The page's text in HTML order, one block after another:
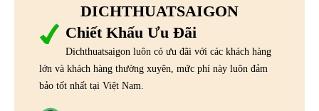
DICHTHUATSAIGON
Chiết Khấu Ưu Đãi
Dichthuatsaigon luôn có ưu đãi với các khách hàng
lớn và khách hàng thường xuyên, mức phí này luôn đảm
bảo tốt nhất tại Việt Nam.